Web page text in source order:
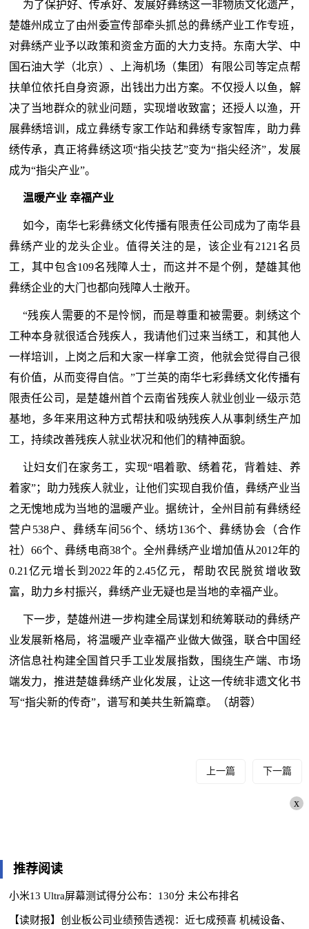
为了保护好、传承好、发展好彝绣这一非物质文化遗产，
楚雄州成立了由州委宣传部牵头抓总的彝绣产业工作专班，
对彝绣产业予以政策和资金方面的大力支持。东南大学、中
国石油大学（北京）、上海机场（集团）有限公司等定点帮
扶单位依托自身资源，出钱出力出方案。不仅授人以鱼，解
决了当地群众的就业问题，实现增收致富；还授人以渔，开
展彝绣培训，成立彝绣专家工作站和彝绣专家智库，助力彝
绣传承，真正将彝绣这项“指尖技艺”变为“指尖经济”，发展
成为“指尖产业”。
温暖产业 幸福产业
如今，南华七彩彝绣文化传播有限责任公司成为了南华县
彝绣产业的龙头企业。值得关注的是，该企业有2121名员
工，其中包含109名残障人士，而这并不是个例，楚雄其他
彝绣企业的大门也都向残障人士敞开。
“残疾人需要的不是怜悯，而是尊重和被需要。刺绣这个
工种本身就很适合残疾人，我请他们过来当绣工，和其他人
一样培训，上岗之后和大家一样拿工资，他就会觉得自己很
有价值，从而变得自信。”丁兰英的南华七彩彝绣文化传播有
限责任公司，是楚雄州首个云南省残疾人就业创业一级示范
基地，多年来用这种方式帮扶和吸纳残疾人从事刺绣生产加
工，持续改善残疾人就业状况和他们的精神面貌。
让妇女们在家务工，实现“唱着歌、绣着花，背着娃、养
着家”；助力残疾人就业，让他们实现自我价值，彝绣产业当
之无愧地成为当地的温暖产业。据统计，全州目前有彝绣经
营户538户、彝绣车间56个、绣坊136个、彝绣协会（合作
社）66个、彝绣电商38个。全州彝绣产业增加值从2012年的
0.21亿元增长到2022年的2.45亿元，帮助农民脱贫增收致
富，助力乡村振兴，彝绣产业无疑也是当地的幸福产业。
下一步，楚雄州进一步构建全局谋划和统筹联动的彝绣产
业发展新格局，将温暖产业幸福产业做大做强，联合中国经
济信息社构建全国首只手工业发展指数，围绕生产端、市场
端发力，推进楚雄彝绣产业化发展，让这一传统非遗文化书
写“指尖新的传奇”，谱写和美共生新篇章。（胡蓉）
上一篇 下一篇
x
推荐阅读
小米13 Ultra屏幕测试得分公布：130分 未公布排名
【读财报】创业板公司业绩预告透视：近七成预喜 机械设备、